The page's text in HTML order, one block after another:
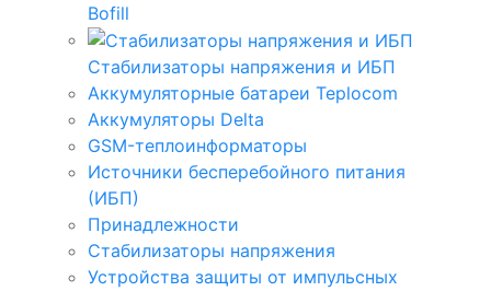
Bofill
Стабилизаторы напряжения и ИБП
Аккумуляторные батареи Teplocom
Аккумуляторы Delta
GSM-теплоинформаторы
Источники бесперебойного питания
(ИБП)
Принадлежности
Стабилизаторы напряжения
Устройства защиты от импульсных